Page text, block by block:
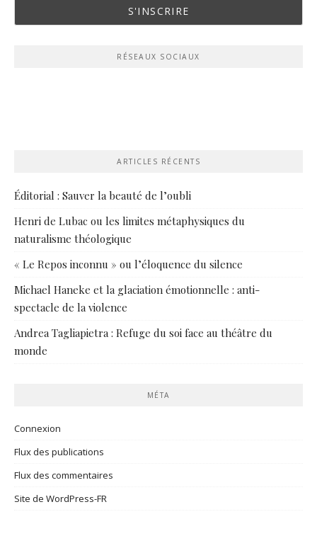
RÉSEAUX SOCIAUX
ARTICLES RÉCENTS
Éditorial : Sauver la beauté de l’oubli
Henri de Lubac ou les limites métaphysiques du
naturalisme théologique
« Le Repos inconnu » ou l’éloquence du silence
Michael Haneke et la glaciation émotionnelle : anti-
spectacle de la violence
Andrea Tagliapietra : Refuge du soi face au théâtre du
monde
MÉTA
Connexion
Flux des publications
Flux des commentaires
Site de WordPress-FR